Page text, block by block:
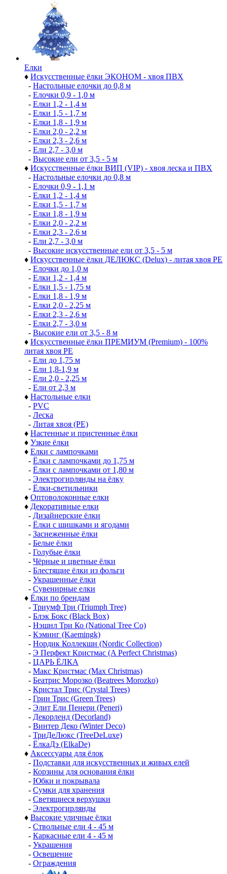
Елки
♦ Искусственные ёлки ЭКОНОМ - хвоя ПВХ
- Настольные елочки до 0,8 м
- Елочки 0,9 - 1,0 м
- Елки 1,2 - 1,4 м
- Елки 1,5 - 1,7 м
- Елки 1,8 - 1,9 м
- Елки 2,0 - 2,2 м
- Елки 2,3 - 2,6 м
- Ели 2,7 - 3,0 м
- Высокие ели от 3,5 - 5 м
♦ Искусственные ёлки ВИП (VIP) - хвоя леска и ПВХ
- Настольные елочки до 0,8 м
- Елочки 0,9 - 1,1 м
- Елки 1,2 - 1,4 м
- Елки 1,5 - 1,7 м
- Елки 1,8 - 1,9 м
- Елки 2,0 - 2,2 м
- Елки 2,3 - 2,6 м
- Ели 2,7 - 3,0 м
- Высокие искусственные ели от 3,5 - 5 м
♦ Искусственные ёлки ДЕЛЮКС (Delux) - литая хвоя РЕ
- Елочки до 1,0 м
- Елки 1,2 - 1,4 м
- Елки 1,5 - 1,75 м
- Елки 1,8 - 1,9 м
- Елки 2,0 - 2,25 м
- Елки 2,3 - 2,6 м
- Елки 2,7 - 3,0 м
- Высокие ели от 3,5 - 8 м
♦ Искусственные ёлки ПРЕМИУМ (Premium) - 100%
литая хвоя РЕ
- Ели до 1,75 м
- Ели 1,8-1,9 м
- Ели 2,0 - 2,25 м
- Ели от 2,3 м
♦ Настольные елки
- PVC
- Леска
- Литая хвоя (РЕ)
♦ Настенные и пристенные ёлки
♦ Узкие ёлки
♦ Елки с лампочками
- Ёлки с лампочками до 1,75 м
- Ёлки с лампочками от 1,80 м
- Электрогирлянды на ёлку
- Ёлки-светильники
♦ Оптоволоконные елки
♦ Декоративные елки
- Дизайнерские ёлки
- Ёлки с шишками и ягодами
- Заснеженные ёлки
- Белые ёлки
- Голубые ёлки
- Чёрные и цветные ёлки
- Блестящие ёлки из фольги
- Украшенные ёлки
- Сувенирные елки
♦ Ёлки по брендам
- Триумф Три (Triumph Tree)
- Блэк Бокс (Black Box)
- Нэшнл Три Ко (National Tree Co)
- Кэминг (Kaemingk)
- Нордик Коллекшн (Nordic Collection)
- Э Перфект Кристмас (A Perfect Christmas)
- ЦАРЬ ЁЛКА
- Макс Кристмас (Max Christmas)
- Беатрис Морозко (Beatrees Morozko)
- Кристал Трис (Crystal Trees)
- Грин Трис (Green Trees)
- Элит Ели Пенери (Peneri)
- Декорленд (Decorland)
- Винтер Деко (Winter Deco)
- ТриДеЛюкс (TreeDeLuxe)
- ЁлкаДэ (ElkaDe)
♦ Аксессуары для ёлок
- Подставки для искусственных и живых елей
- Корзины для основания ёлки
- Юбки и покрывала
- Сумки для хранения
- Светящиеся верхушки
- Электрогирлянды
♦ Высокие уличные ёлки
- Ствольные ели 4 - 45 м
- Каркасные ели 4 - 45 м
- Украшения
- Освещение
- Ограждения